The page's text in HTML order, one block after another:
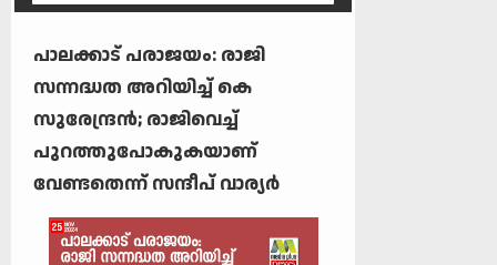
പാലക്കാട് പരാജയം: രാജി
സന്നദ്ധത അറിയിച്ച് കെ
സുരേന്ദ്രൻ; രാജിവെച്ച്
പുറത്തുപോകുകയാണ്
വേണ്ടതെന്ന് സന്ദീപ് വാര്യർ